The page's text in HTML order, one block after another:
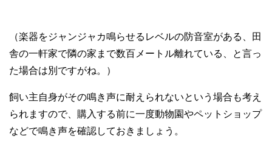
（楽器をジャンジャカ鳴らせるレベルの防音室がある、田
舎の一軒家で隣の家まで数百メートル離れている、と言っ
た場合は別ですがね。）
飼い主自身がその鳴き声に耐えられないという場合も考え
られますので、購入する前に一度動物園やペットショップ
などで鳴き声を確認しておきましょう。